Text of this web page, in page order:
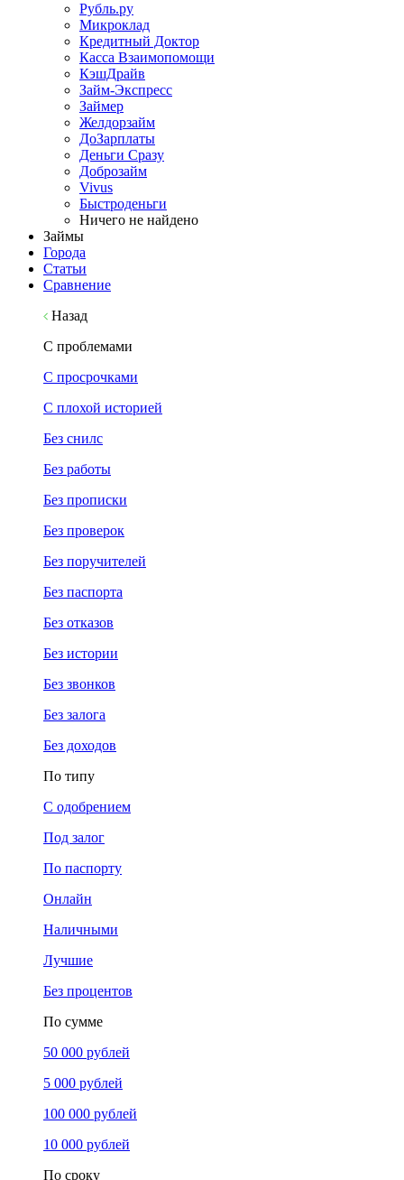
Рубль.ру
Микроклад
Кредитный Доктор
Касса Взаимопомощи
КэшДрайв
Займ-Экспресс
Займер
Желдорзайм
ДоЗарплаты
Деньги Сразу
Доброзайм
Vivus
Быстроденьги
Ничего не найдено
Займы
Города
Статьи
Сравнение
Назад
С проблемами
С просрочками
С плохой историей
Без снилс
Без работы
Без прописки
Без проверок
Без поручителей
Без паспорта
Без отказов
Без истории
Без звонков
Без залога
Без доходов
По типу
С одобрением
Под залог
По паспорту
Онлайн
Наличными
Лучшие
Без процентов
По сумме
50 000 рублей
5 000 рублей
100 000 рублей
10 000 рублей
По сроку